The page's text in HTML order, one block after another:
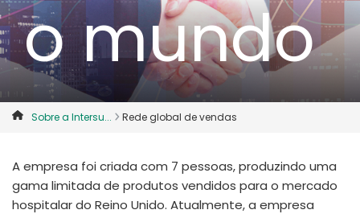
Colombia
Denmark
Deutschland
España
Norway
Portugal
Russia
International English
o mundo
Sobre a Intersu... Rede global de vendas
A empresa foi criada com 7 pessoas, produzindo uma
gama limitada de produtos vendidos para o mercado
hospitalar do Reino Unido. Atualmente, a empresa